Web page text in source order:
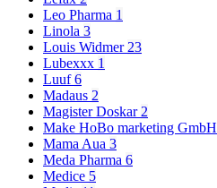
Leo Pharma 1
Linola 3
Louis Widmer 23
Lubexxx 1
Luuf6
Madaus 2
Magister Doskar 2
Make HoBo marketing GmbH
Mama Aua 3
Meda Pharma 6
Medice 5